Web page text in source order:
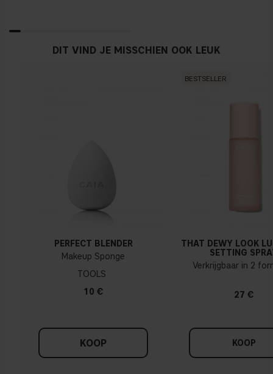
DIT VIND JE MISSCHIEN OOK LEUK
PERFECT BLENDER
Makeup Sponge
TOOLS
10 €
KOOP
BESTSELLER
THAT DEWY LOOK
SETTING
Verkrijgbaar in 2
27 €
KOOP